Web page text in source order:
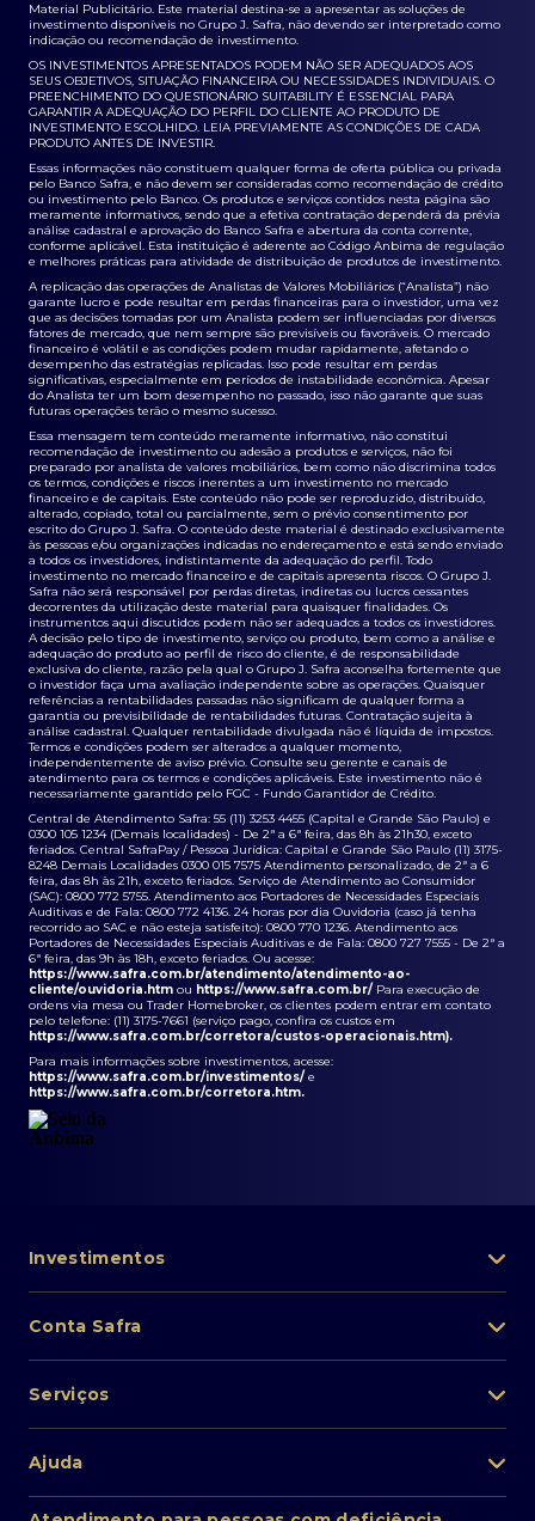
Material Publicitário. Este material destina-se a apresentar as soluções de
investimento disponíveis no Grupo J. Safra, não devendo ser interpretado como
indicação ou recomendação de investimento.
OS INVESTIMENTOS APRESENTADOS PODEM NÃO SER ADEQUADOS AOS
SEUS OBJETIVOS, SITUAÇÃO FINANCEIRA OU NECESSIDADES INDIVIDUAIS. O
PREENCHIMENTO DO QUESTIONÁRIO SUITABILITY É ESSENCIAL PARA
GARANTIR A ADEQUAÇÃO DO PERFIL DO CLIENTE AO PRODUTO DE
INVESTIMENTO ESCOLHIDO. LEIA PREVIAMENTE AS CONDIÇÕES DE CADA
PRODUTO ANTES DE INVESTIR.
Essas informações não constituem qualquer forma de oferta pública ou privada
pelo Banco Safra, e não devem ser consideradas como recomendação de crédito
ou investimento pelo Banco. Os produtos e serviços contidos nesta página são
meramente informativos, sendo que a efetiva contratação dependerá da prévia
análise cadastral e aprovação do Banco Safra e abertura da conta corrente,
conforme aplicável. Esta instituição é aderente ao Código Anbima de regulação
e melhores práticas para atividade de distribuição de produtos de investimento.
A replicação das operações de Analistas de Valores Mobiliários (“Analista”) não
garante lucro e pode resultar em perdas financeiras para o investidor, uma vez
que as decisões tomadas por um Analista podem ser influenciadas por diversos
fatores de mercado, que nem sempre são previsíveis ou favoráveis. O mercado
financeiro é volátil e as condições podem mudar rapidamente, afetando o
desempenho das estratégias replicadas. Isso pode resultar em perdas
significativas, especialmente em períodos de instabilidade econômica. Apesar
do Analista ter um bom desempenho no passado, isso não garante que suas
futuras operações terão o mesmo sucesso.
Essa mensagem tem conteúdo meramente informativo, não constitui
recomendação de investimento ou adesão a produtos e serviços, não foi
preparado por analista de valores mobiliários, bem como não discrimina todos
os termos, condições e riscos inerentes a um investimento no mercado
financeiro e de capitais. Este conteúdo não pode ser reproduzido, distribuído,
alterado, copiado, total ou parcialmente, sem o prévio consentimento por
escrito do Grupo J. Safra. O conteúdo deste material é destinado exclusivamente
às pessoas e/ou organizações indicadas no endereçamento e está sendo enviado
a todos os investidores, indistintamente da adequação do perfil. Todo
investimento no mercado financeiro e de capitais apresenta riscos. O Grupo J.
Safra não será responsável por perdas diretas, indiretas ou lucros cessantes
decorrentes da utilização deste material para quaisquer finalidades. Os
instrumentos aqui discutidos podem não ser adequados a todos os investidores.
A decisão pelo tipo de investimento, serviço ou produto, bem como a análise e
adequação do produto ao perfil de risco do cliente, é de responsabilidade
exclusiva do cliente, razão pela qual o Grupo J. Safra aconselha fortemente que
o investidor faça uma avaliação independente sobre as operações. Quaisquer
referências a rentabilidades passadas não significam de qualquer forma a
garantia ou previsibilidade de rentabilidades futuras. Contratação sujeita à
análise cadastral. Qualquer rentabilidade divulgada não é líquida de impostos.
Termos e condições podem ser alterados a qualquer momento,
independentemente de aviso prévio. Consulte seu gerente e canais de
atendimento para os termos e condições aplicáveis. Este investimento não é
necessariamente garantido pelo FGC - Fundo Garantidor de Crédito.
Central de Atendimento Safra: 55 (11) 3253 4455 (Capital e Grande São Paulo) e
0300 105 1234 (Demais localidades) - De 2ª a 6ª feira, das 8h às 21h30, exceto
feriados. Central SafraPay / Pessoa Jurídica: Capital e Grande São Paulo (11) 3175-
8248 Demais Localidades 0300 015 7575 Atendimento personalizado, de 2ª a 6
feira, das 8h às 21h, exceto feriados. Serviço de Atendimento ao Consumidor
(SAC): 0800 772 5755. Atendimento aos Portadores de Necessidades Especiais
Auditivas e de Fala: 0800 772 4136. 24 horas por dia Ouvidoria (caso já tenha
recorrido ao SAC e não esteja satisfeito): 0800 770 1236. Atendimento aos
Portadores de Necessidades Especiais Auditivas e de Fala: 0800 727 7555 - De 2ª a
6ª feira, das 9h às 18h, exceto feriados. Ou acesse:
https://www.safra.com.br/atendimento/atendimento-ao-
cliente/ouvidoria.htm ou https://www.safra.com.br/ Para execução de
ordens via mesa ou Trader Homebroker, os clientes podem entrar em contato
pelo telefone: (11) 3175-7661 (serviço pago, confira os custos em
https://www.safra.com.br/corretora/custos-operacionais.htm).
Para mais informações sobre investimentos, acesse:
https://www.safra.com.br/investimentos/ e
https://www.safra.com.br/corretora.htm.
Investimentos
Lista de fundos de investimento
Private Banking
Renda fixa
Conta Safra
Pessoa Física
Cartões
Empréstimos e financiamentos
Serviços
Perda/roubo de celular
Ajuda
Atendimento ao cliente